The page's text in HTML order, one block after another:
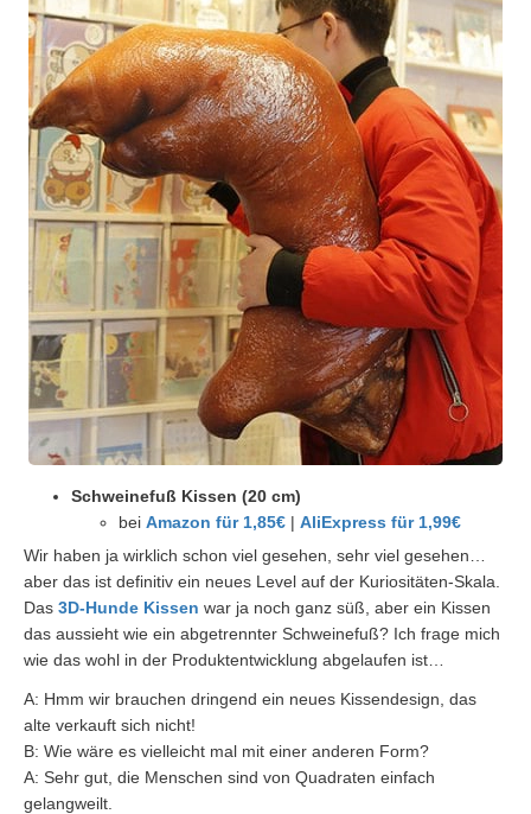
Schweinefuß Kissen (20 cm)
bei Amazon für 1,85€ | AliExpress für 1,99€
Wir haben ja wirklich schon viel gesehen, sehr viel gesehen…
aber das ist definitiv ein neues Level auf der Kuriositäten-Skala.
Das 3D-Hunde Kissen war ja noch ganz süß, aber ein Kissen
das aussieht wie ein abgetrennter Schweinefuß? Ich frage mich
wie das wohl in der Produktentwicklung abgelaufen ist…
A: Hmm wir brauchen dringend ein neues Kissendesign, das
alte verkauft sich nicht!
B: Wie wäre es vielleicht mal mit einer anderen Form?
A: Sehr gut, die Menschen sind von Quadraten einfach
gelangweilt.